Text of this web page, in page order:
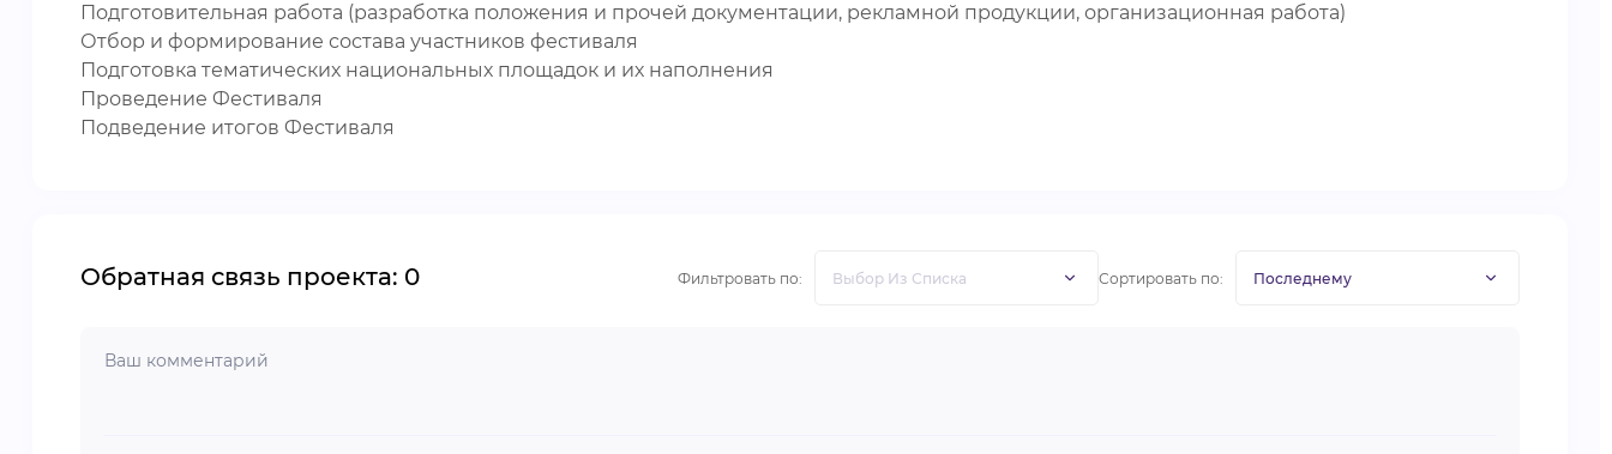
Подготовительная работа (разработка положения и прочей документации, рекламной продукции, организационная работа)
Отбор и формирование состава участников фестиваля
Подготовка тематических национальных площадок и их наполнения
Проведение Фестиваля
Подведение итогов Фестиваля
Обратная связь проекта: 0 Фильтровать по: Сортировать по: